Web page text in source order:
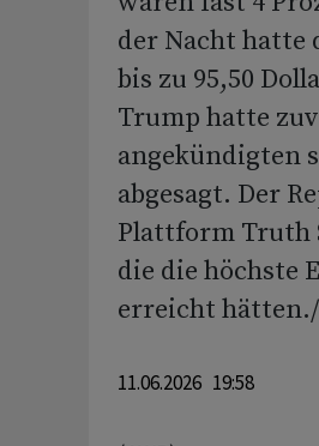
der Nacht hatte
bis zu 95,50
Trump hatte
angekündigten
abgesagt. Der
Plattform Truth
die die höchste
erreicht
11.06.2026 19:58